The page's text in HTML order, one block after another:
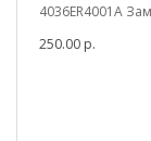
4036ER4001A
250.00 р.